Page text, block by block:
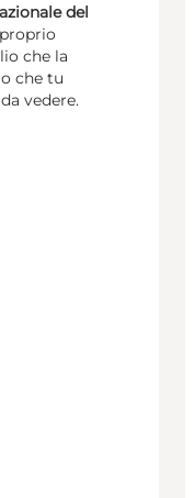
del
che la
che tu
vedere.